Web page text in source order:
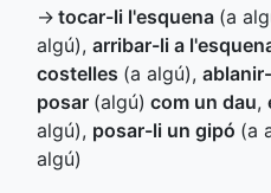
→ tocar-li l'esquena (a
algú), arribar-li a
costelles (a algú),
posar (algú) com un dau,
algú), posar-li un gipó (a
algú)